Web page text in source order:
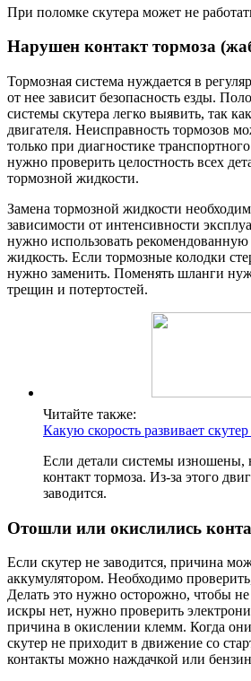
При поломке скутера может не
Нарушен контакт тормоза
Тормозная система нуждается в
от нее зависит безопасность езды.
системы скутера легко выявить, так
двигателя. Неисправность тормозов
только при диагностике
нужно проверить целостность всех
тормозной жидкости.
Замена тормозной жидкости
зависимости от интенсивности
нужно использовать
жидкость. Если тормозные колодки
нужно заменить. Поменять шланги
трещин и потертостей.
Читайте также:
Какую скорость развивает
Если детали системы изношены,
контакт тормоза. Из-за этого
заводится.
Отошли или окислились
Если скутер не заводится, причина
аккумулятором. Необходимо
Делать это нужно осторожно, чтобы
искры нет, нужно проверить
причина в окислении клемм. Когда
скутер не приходит в движение со
контакты можно наждачкой или